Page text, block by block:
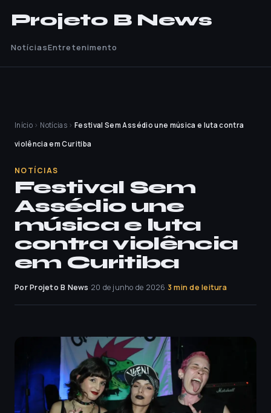
Projeto B News
NotíciasEntretenimento
Início › Notícias › Festival Sem Assédio une música e luta contra
violência em Curitiba
NOTÍCIAS
Festival Sem
Assédio une
música e luta
contra violência
em Curitiba
Por Projeto B News·20 de junho de 2026·3 min de leitura